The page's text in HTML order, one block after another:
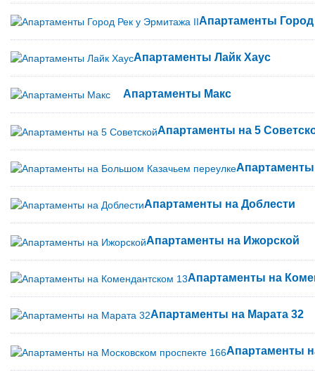
Апартаменты
Апартаменты Лайк Хаус
Апартаменты Макс
Апартаменты на 5
Апартаменты на Доблести
Апартаменты на Ижорской
Апартаменты на
Апартаменты на Марата 32
Апартаменты